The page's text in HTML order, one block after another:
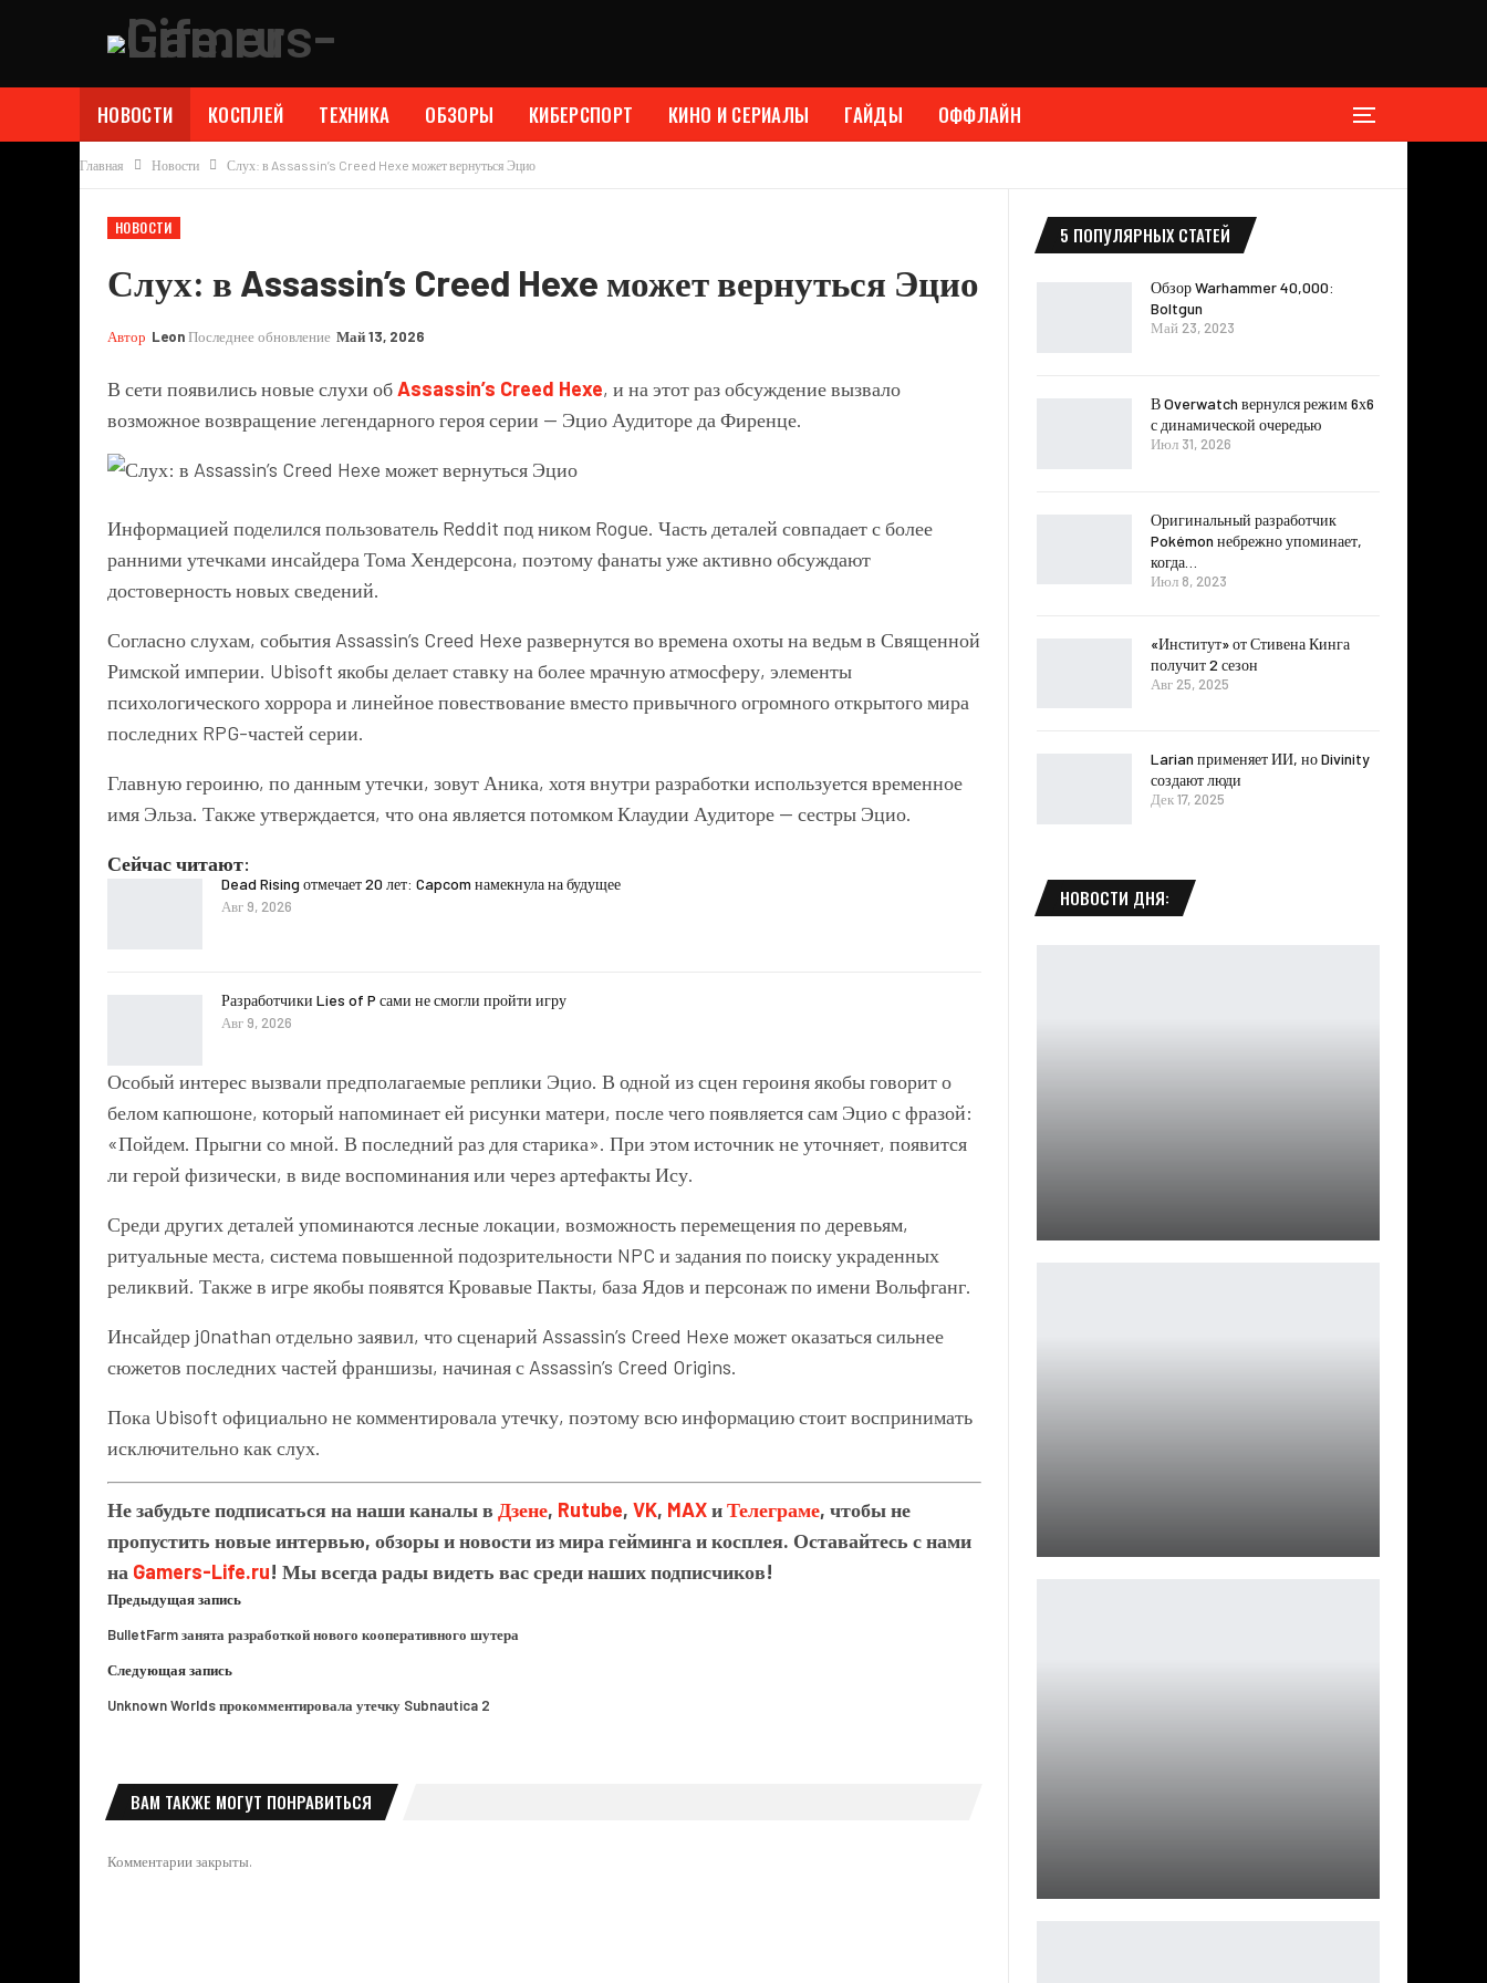
НОВОСТИ КОСПЛЕЙ ТЕХНИКА ОБЗОРЫ КИБЕРСПОРТ КИНО И СЕРИАЛЫ ГАЙДЫ ОФФЛАЙН
Главная Новости Слух: в Assassin’s Creed Hexe может вернуться Эцио
НОВОСТИ
Слух: в Assassin’s Creed Hexe может вернуться Эцио
Автор LeonПоследнее обновление Май 13, 2026
В сети появились новые слухи обAssassin’s Creed Hexe, и на этот раз обсуждение вызвало
возможное возвращение легендарного героя серии — Эцио Аудиторе да Фиренце.
Информацией поделился пользователь Reddit под ником Rogue. Часть деталей совпадает с более
ранними утечками инсайдера Тома Хендерсона, поэтому фанаты уже активно обсуждают
достоверность новых сведений.
Согласно слухам, события Assassin’s Creed Hexe развернутся во времена охоты на ведьм в Священной
Римской империи. Ubisoft якобы делает ставку на более мрачную атмосферу, элементы
психологического хоррора и линейное повествование вместо привычного огромного открытого мира
последних RPG-частей серии.
Главную героиню, по данным утечки, зовут Аника, хотя внутри разработки используется временное
имя Эльза. Также утверждается, что она является потомком Клаудии Аудиторе — сестры Эцио.
Сейчас читают:
Dead Rising отмечает 20 лет: Capcom намекнула на будущее
Авг 9, 2026
Разработчики Lies of P сами не смогли пройти игру
Авг 9, 2026
Особый интерес вызвали предполагаемые реплики Эцио. В одной из сцен героиня якобы говорит о
белом капюшоне, который напоминает ей рисунки матери, после чего появляется сам Эцио с фразой:
«Пойдем. Прыгни со мной. В последний раз для старика». При этом источник не уточняет, появится
ли герой физически, в виде воспоминания или через артефакты Ису.
Среди других деталей упоминаются лесные локации, возможность перемещения по деревьям,
ритуальные места, система повышенной подозрительности NPC и задания по поиску украденных
реликвий. Также в игре якобы появятся Кровавые Пакты, база Ядов и персонаж по имени Вольфганг.
Инсайдер j0nathan отдельно заявил, что сценарий Assassin’s Creed Hexe может оказаться сильнее
сюжетов последних частей франшизы, начиная с Assassin’s Creed Origins.
Пока Ubisoft официально не комментировала утечку, поэтому всю информацию стоит воспринимать
исключительно как слух.
Не забудьте подписаться на наши каналы в Дзене, Rutube, VK, MAXиТелеграме, чтобы не
пропустить новые интервью, обзоры и новости из мира гейминга и косплея. Оставайтесь с нами
на Gamers-Life.ru! Мы всегда рады видеть вас среди наших подписчиков!
Предыдущая запись
BulletFarm занята разработкой нового кооперативного шутера
Следующая запись
Unknown Worlds прокомментировала утечку Subnautica 2
ВАМ ТАКЖЕ МОГУТ ПОНРАВИТЬСЯ
Комментарии закрыты.
5 ПОПУЛЯРНЫХ СТАТЕЙ
Обзор Warhammer 40,000:
Boltgun
Май 23, 2023
В Overwatch вернулся режим 6х6
с динамической очередью
Июл 31, 2026
Оригинальный разработчик
Pokémon небрежно упоминает,
когда…
Июл 8, 2023
«Институт» от Стивена Кинга
получит 2 сезон
Авг 25, 2025
Larian применяет ИИ, но Divinity
создают люди
Дек 17, 2025
НОВОСТИ ДНЯ: